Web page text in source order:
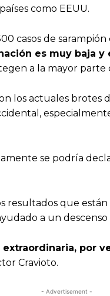
como EEUU.
casos de
es muy baja
a la mayor parte
los actuales brotes
se podría
resultados que
a un
por
Cravioto.
- Advertisement -